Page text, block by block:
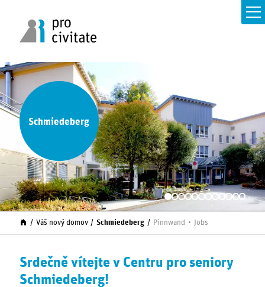
Schmiedeberg
Váš nový domov Schmiedeberg Pinnwand Jobs
Srdečně vítejte v Centru pro seniory
Schmiedeberg!